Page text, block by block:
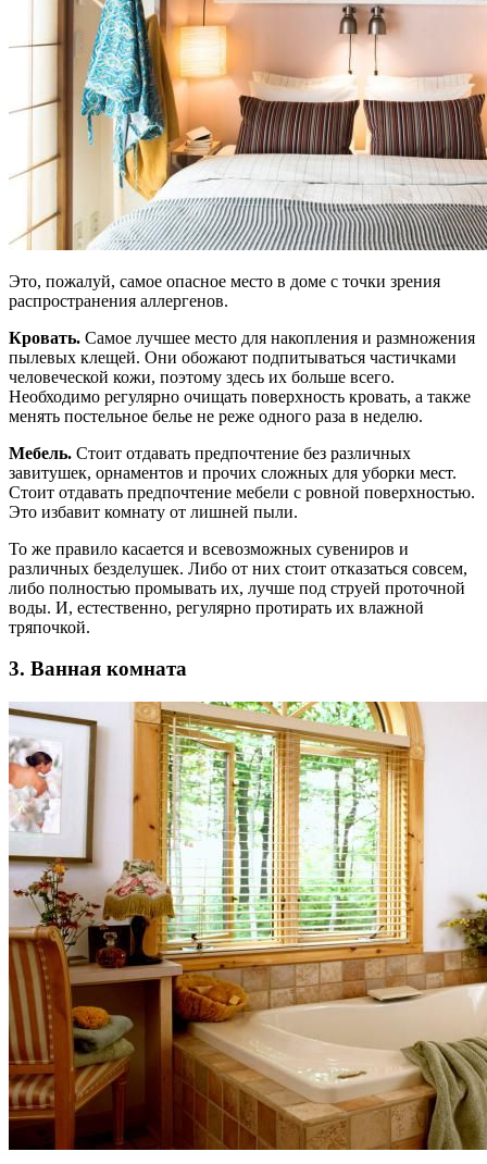
Это, пожалуй, самое опасное место в доме с точки зрения
распространения аллергенов.
Кровать. Самое лучшее место для накопления и размножения
пылевых клещей. Они обожают подпитываться частичками
человеческой кожи, поэтому здесь их больше всего.
Необходимо регулярно очищать поверхность кровать, а также
менять постельное белье не реже одного раза в неделю.
Мебель. Стоит отдавать предпочтение без различных
завитушек, орнаментов и прочих сложных для уборки мест.
Стоит отдавать предпочтение мебели с ровной поверхностью.
Это избавит комнату от лишней пыли.
То же правило касается и всевозможных сувениров и
различных безделушек. Либо от них стоит отказаться совсем,
либо полностью промывать их, лучше под струей проточной
воды. И, естественно, регулярно протирать их влажной
тряпочкой.
3. Ванная комната